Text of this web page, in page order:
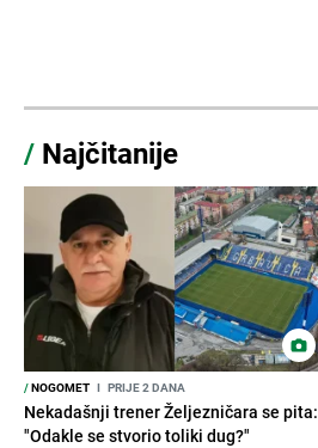
/ Najčitanije
/NOGOMET I PRIJE 2 DANA
Nekadašnji trener Željezničara se pita:
"Odakle se stvorio toliki dug?"